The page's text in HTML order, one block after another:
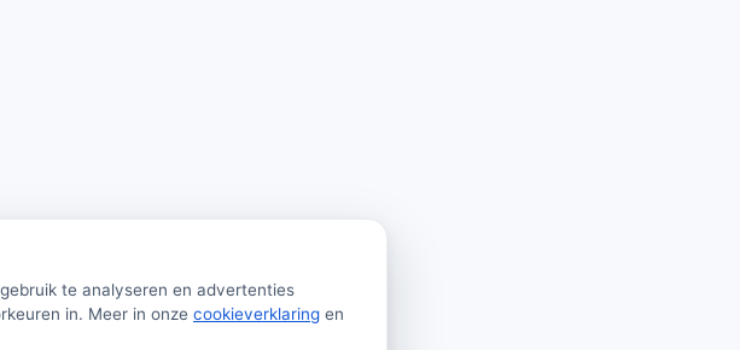
te analyseren en advertenties
in. Meer in onze cookieverklaring en